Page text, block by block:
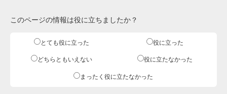
このページの情報は役に立ちましたか？
とても役に立った 役に立った
どちらともいえない 役に立たなかった
まったく役に立たなかった